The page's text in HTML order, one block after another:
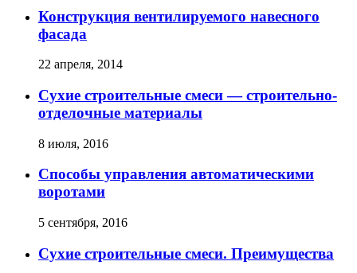
Конструкция вентилируемого навесного
фасада
22 апреля, 2014
Сухие строительные смеси — строительно-
отделочные материалы
8 июля, 2016
Способы управления автоматическими
воротами
5 сентября, 2016
Сухие строительные смеси. Преимущества